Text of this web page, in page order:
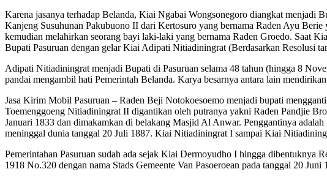
Karena jasanya terhadap Belanda, Kiai Ngabai Wongsonegoro diangkat menjadi
Kanjeng Susuhunan Pakubuono II dari Kertosuro yang bernama Raden Ayu
kemudian melahirkan seorang bayi laki-laki yang bernama Raden Groedo. Saat
Bupati Pasuruan dengan gelar Kiai Adipati Nitiadiningrat (Berdasarkan Resolusi
Adipati Nitiadiningrat menjadi Bupati di Pasuruan selama 48 tahun (hingga 8
pandai mengambil hati Pemerintah Belanda. Karya besarnya antara lain
Jasa Kirim Mobil Pasuruan – Raden Beji Notokoesoemo menjadi bupati
Toemenggoeng Nitiadiningrat II digantikan oleh putranya yakni Raden Pandjie
Januari 1833 dan dimakamkan di belakang Masjid Al Anwar. Penggantinya
meninggal dunia tanggal 20 Juli 1887. Kiai Nitiadiningrat I sampai Kiai
Pemerintahan Pasuruan sudah ada sejak Kiai Dermoyudho I hingga dibentuknya
1918 No.320 dengan nama Stads Gemeente Van Pasoeroean pada tanggal 20 Juni